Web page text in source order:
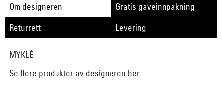
Om designeren
Gratis gaveinnpakning
Returrett
Levering
MYKLÉ
Se flere produkter av designeren her